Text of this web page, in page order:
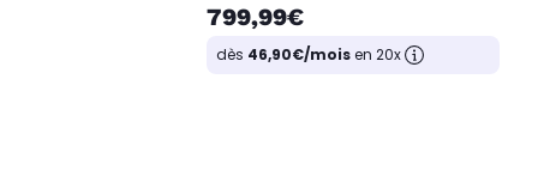
799,99€
dès 46,90€/moisen 20x